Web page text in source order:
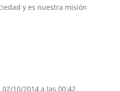
y es nuestra misión
02/10/2014 a las 00:42